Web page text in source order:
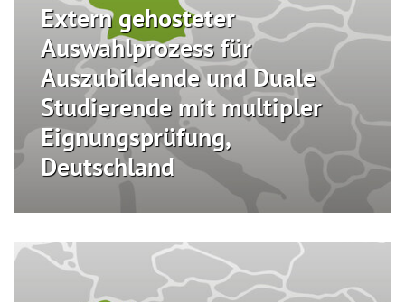
Extern gehosteter
Auswahlprozess für
Auszubildende und Duale
Studierende mit multipler
Eignungsprüfung,
Deutschland